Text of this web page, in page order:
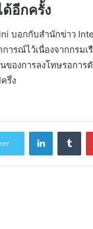
อีกครั้ง
บอกกับสำนักข่าว
ารณ์ไว้เนื่องจากกรม
งการลงโทษรอการ
รึ่ง
LinkedIn